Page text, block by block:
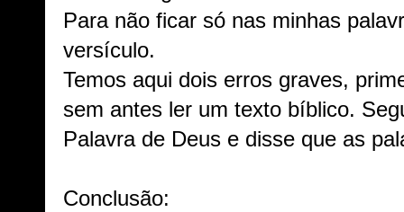
Para não ficar só nas minhas
versículo.
Temos aqui dois erros graves,
sem antes ler um texto bíblico.
Palavra de Deus e disse que as
Conclusão: